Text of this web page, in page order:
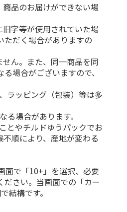
品のお届けができない場
字等が使用されていた場
ただく場合がありますの
ん。また、同一商品を同
場合がございますので、
ラッピング（包装）等は多
場合があります。
とやチルドゆうパックでお
順により、産地が変わる
面で「10+」を選択、必要
さい。当画面での「カー
結構です。